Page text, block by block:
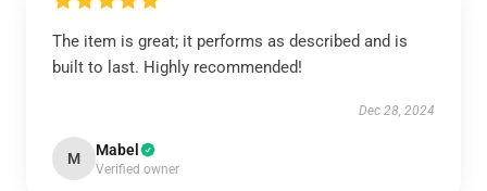
The item is great; it performs as described and is
built to last. Highly recommended!
Dec 28, 2024
M Mabel
Verified owner